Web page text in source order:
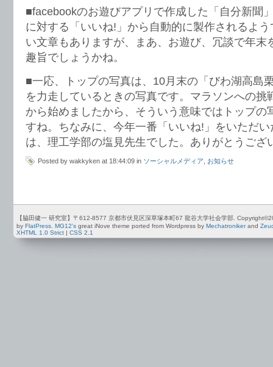
■facebookのお遊びアプリで作成した「自分新聞
に対する「いいね!」から自動的に製作されるよ
い文章もありますが、まあ、お遊び、冗談で年
趣旨でしょうかね。
■一応、トップの写真は、10月末の「びわ湖高島
を力走しているときの写真です。マラソンへの挑
から始めましたから、そういう意味ではトップ
すね。ちなみに、今年一番「いいね!」をいただ
は、理工学部の塩見先生でした。ありがとうござ
Posted by wakkyken at 18:44:09 in ソーシャルメディア お知らせ
【脇田健一 研究室】〒612-8577 京都市伏見区深草塚本町67 龍谷大学社会学部.
by FlatPress MG12's great iNove theme ported from Wordpress by Mechatronikerand
XHTML 1.0 Strict | CSS 2.1